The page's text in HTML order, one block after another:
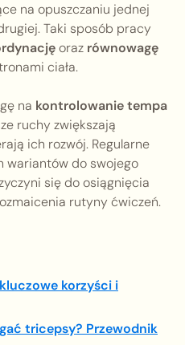
na opuszczaniu jednej
Taki sposób pracy
oraz równowagę
ciała.
na kontrolowanie tempa
ruchy zwiększają
ich rozwój. Regularne
wariantów do swojego
się do osiągnięcia
rutyny ćwiczeń.
korzyści i
tricepsy? Przewodnik